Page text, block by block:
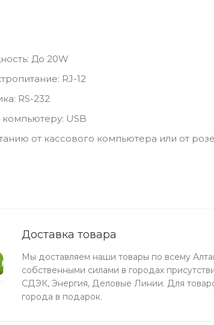
До 20W
RJ-12
RS-232
USB
от кассового компьютера или от
Доставка товара
Мы доставляем наши товары по всему
собственными силами в городах
СДЭК, Энергия, Деловые Линии. Для
города в подарок.